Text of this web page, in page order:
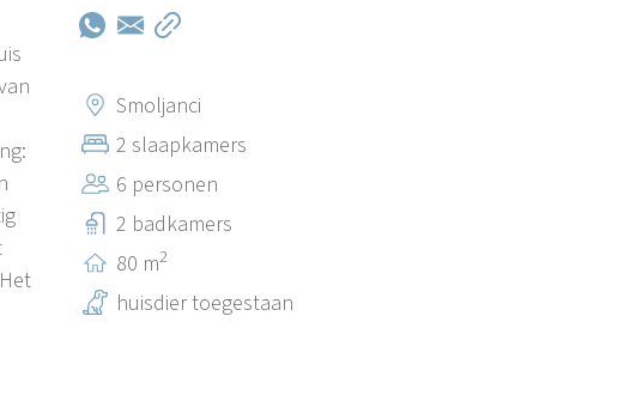
Smoljanci
2 slaapkamers
6 personen
2 badkamers
80 m2
huisdier toegestaan